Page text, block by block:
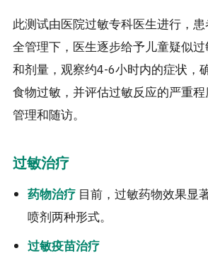
此测试由医院过敏专科医生进行，
全管理下，医生逐步给予儿童疑似
和剂量，观察约4-6小时内的症状，
食物过敏，并评估过敏反应的严重
管理和随访。
过敏治疗
药物治疗 目前，过敏药物效果显
喷剂两种形式。
过敏疫苗治疗